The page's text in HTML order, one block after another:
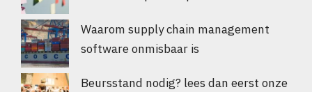
Waarom supply chain management
software onmisbaar is
Beursstand nodig? lees dan eerst onze